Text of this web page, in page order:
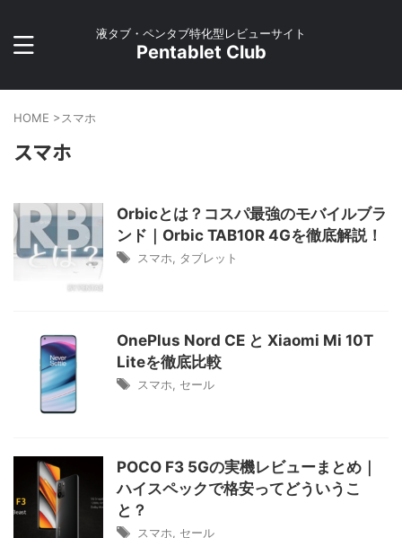
液タブ・ペンタブ特化型レビューサイト
Pentablet Club
HOME >スマホ
スマホ
Orbicとは？コスパ最強のモバイルブラ
ンド｜Orbic TAB10R 4Gを徹底解説！
スマホ タブレット
OnePlus Nord CE と Xiaomi Mi 10T
Liteを徹底比較
スマホ セール
POCO F3 5Gの実機レビューまとめ｜
ハイスペックで格安ってどういうこ
と？
スマホ セール